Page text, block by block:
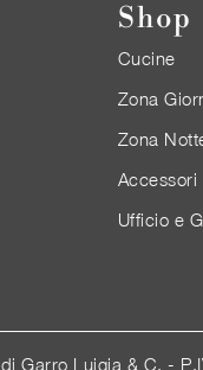
Shop
Cucine
Zona
Zona
Accessori
Ufficio e
Garro Luigia & C. -